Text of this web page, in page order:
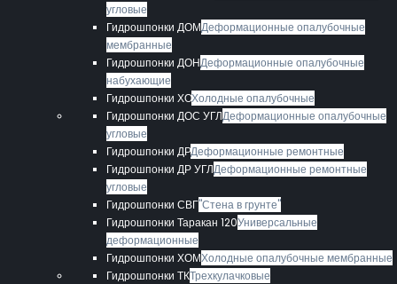
угловые
Гидрошпонки ДОМДеформационные опалубочные
мембранные
Гидрошпонки ДОНДеформационные опалубочные
набухающие
Гидрошпонки ХОХолодные опалубочные
Гидрошпонки ДОС УГЛДеформационные опалубочные
угловые
Гидрошпонки ДРДеформационные ремонтные
Гидрошпонки ДР УГЛДеформационные ремонтные
угловые
Гидрошпонки СВГ"Стена в грунте"
Гидрошпонки Таракан 120Универсальные
деформационные
Гидрошпонки ХОМХолодные опалубочные мембранные
Гидрошпонки ТКТрехкулачковые